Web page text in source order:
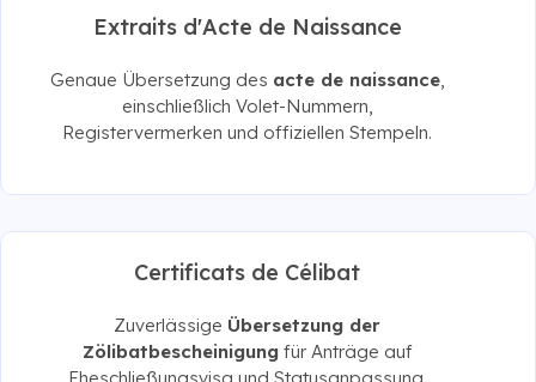
Extraits d'Acte de Naissance
Genaue Übersetzung des acte de naissance,
einschließlich Volet-Nummern,
Registervermerken und offiziellen Stempeln.
Certificats de Célibat
Zuverlässige Übersetzung der
Zölibatbescheinigungfür Anträge auf